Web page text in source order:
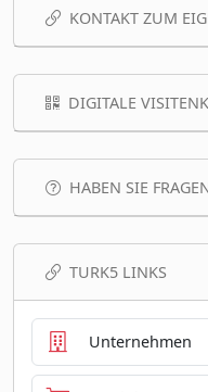
KONTAKT ZUM
DIGITALE
HABEN SIE
TURK5 LINKS
Unternehmen